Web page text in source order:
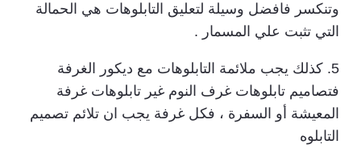
وتنكسر فافضل وسيلة لتعليق التابلوهات هي الحمالة
التي تثبت علي المسمار .
5. كذلك يجب ملائمة التابلوهات مع ديكور الغرفة
فتصاميم تابلوهات غرف النوم غير تابلوهات غرفة
المعيشة أو السفرة ، فكل غرفة يجب ان تلائم تصميم
التابلوه